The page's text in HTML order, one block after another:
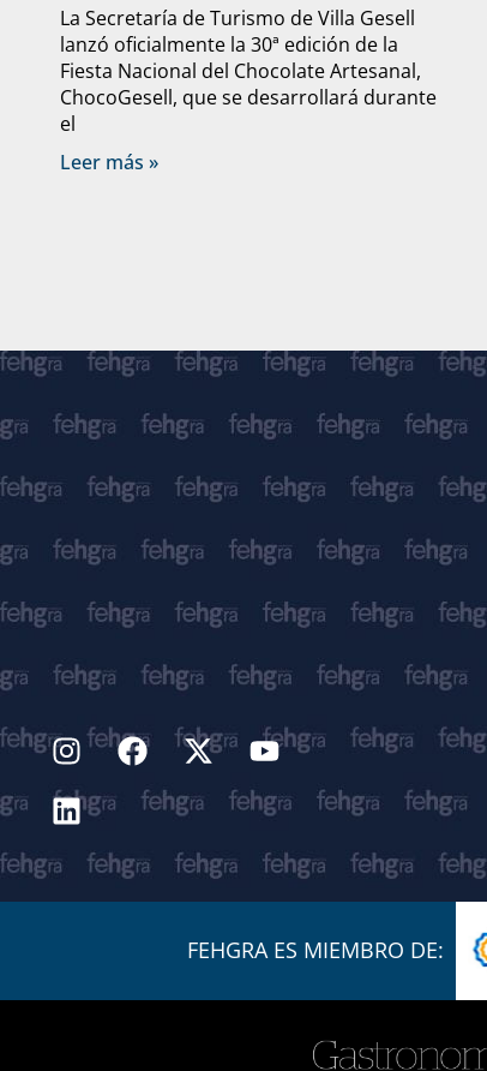
La Secretaría de Turismo de Villa Gesell
lanzó oficialmente la 30ª edición de la
Fiesta Nacional del Chocolate Artesanal,
ChocoGesell, que se desarrollará durante
el
Leer más »
FEHGRA ES MIEMBRO DE: